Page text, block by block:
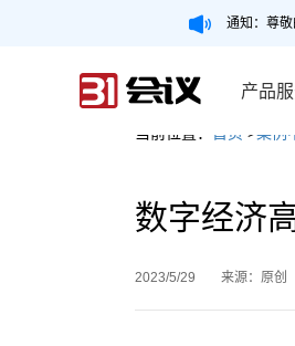
通知：尊
产品
当前位置： 首页 >案例
数字经济
2023/5/29 来源：原创